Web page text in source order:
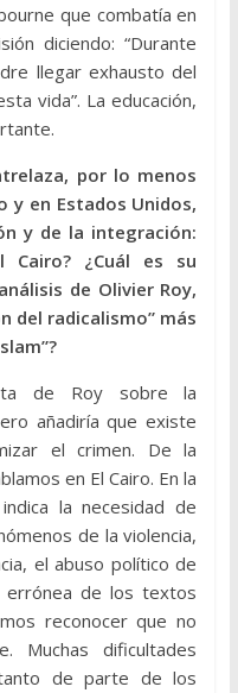
que combatía en
diciendo: “Durante
llegar exhausto del
vida”. La educación,
por lo menos
y en Estados Unidos,
y de la integración:
Cairo? ¿Cuál es su
de Olivier Roy,
del radicalismo” más
de Roy sobre la
añadiría que existe
el crimen. De la
en El Cairo. En la
la necesidad de
de la violencia,
el abuso político de
errónea de los textos
reconocer que no
Muchas dificultades
de parte de los